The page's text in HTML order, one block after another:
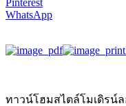
WhatsApp
ทาวน์โฮมสไตล์โมเดิรน์